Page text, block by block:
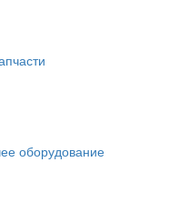
оборудование